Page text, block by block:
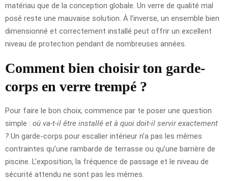
matériau que de la conception globale. Un verre de qualité mal
posé reste une mauvaise solution. À l’inverse, un ensemble bien
dimensionné et correctement installé peut offrir un excellent
niveau de protection pendant de nombreuses années.
Comment bien choisir ton garde-
corps en verre trempé ?
Pour faire le bon choix, commence par te poser une question
simple : où va-t-il être installé et à quoi doit-il servir exactement
? Un garde-corps pour escalier intérieur n’a pas les mêmes
contraintes qu’une rambarde de terrasse ou qu’une barrière de
piscine. L’exposition, la fréquence de passage et le niveau de
sécurité attendu ne sont pas les mêmes.